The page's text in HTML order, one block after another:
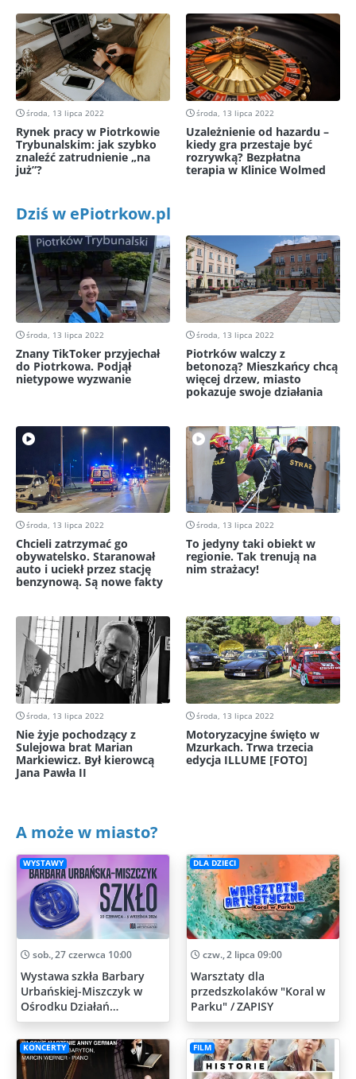
środa, 13 lipca 2022
Rynek pracy w Piotrkowie
Trybunalskim: jak szybko
znaleźć zatrudnienie „na
już”?
środa, 13 lipca 2022
Uzależnienie od hazardu –
kiedy gra przestaje być
rozrywką? Bezpłatna
terapia w Klinice Wolmed
Dziś w ePiotrkow.pl
środa, 13 lipca 2022
Znany TikToker przyjechał
do Piotrkowa. Podjął
nietypowe wyzwanie
środa, 13 lipca 2022
Piotrków walczy z
betonozą? Mieszkańcy chcą
więcej drzew, miasto
pokazuje swoje działania
środa, 13 lipca 2022
Chcieli zatrzymać go
obywatelsko. Staranował
auto i uciekł przez stację
benzynową. Są nowe fakty
środa, 13 lipca 2022
To jedyny taki obiekt w
regionie. Tak trenują na
nim strażacy!
środa, 13 lipca 2022
Nie żyje pochodzący z
Sulejowa brat Marian
Markiewicz. Był kierowcą
Jana Pawła II
środa, 13 lipca 2022
Motoryzacyjne święto w
Mzurkach. Trwa trzecia
edycja ILLUME [FOTO]
A może w miasto?
WYSTAWY
sob., 27 czerwca 10:00
Wystawa szkła Barbary
Urbańskiej-Miszczyk w
Ośrodku Działań
Artystycznych
DLA DZIECI
czw., 2 lipca 09:00
Warsztaty dla
przedszkolaków "Koral w
Parku" / ZAPISY
KONCERTY FILM